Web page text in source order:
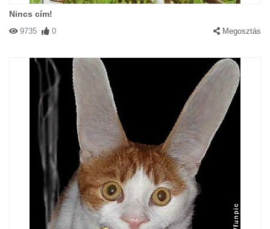
Nincs cím!
9735 0 Megosztás